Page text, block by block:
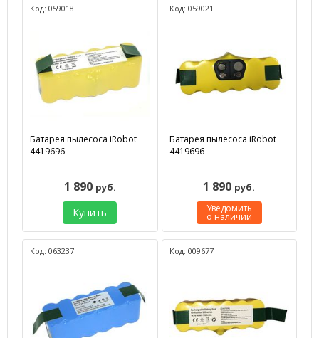
Код: 059018
Батарея пылесоса iRobot
4419696
1 890 руб.
Купить
Код: 059021
Батарея пылесоса iRobot
4419696
1 890 руб.
Уведомить
о наличии
Код: 063237 Код: 009677